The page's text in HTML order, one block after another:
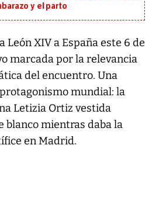
y el parto
León XIV a España este 6 de
marcada por la relevancia
del encuentro. Una
mundial: la
Letizia Ortiz vestida
blanco mientras daba la
en Madrid.